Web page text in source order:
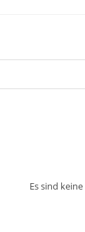
Es sind